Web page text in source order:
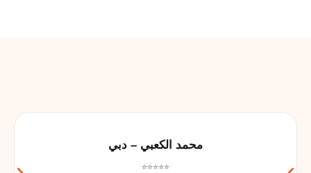
محمد الكعبي – دبي
⭐⭐⭐⭐⭐